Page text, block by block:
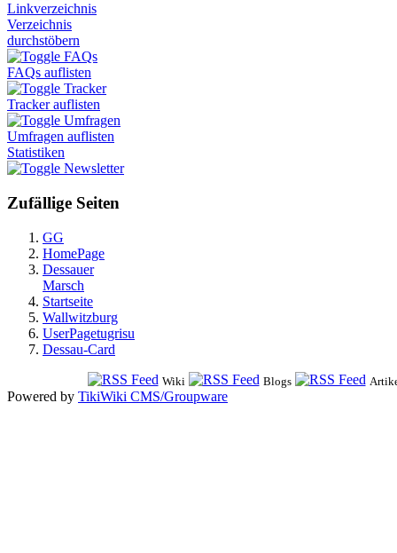
Linkverzeichnis
Verzeichnis
durchstöbern
FAQs
FAQs auflisten
Tracker
Tracker auflisten
Umfragen
Umfragen auflisten
Statistiken
Newsletter
Zufällige Seiten
GG
HomePage
Dessauer
Marsch
Startseite
Wallwitzburg
UserPagetugrisu
Dessau-Card
Wiki Blogs
Powered by TikiWiki CMS/Groupware